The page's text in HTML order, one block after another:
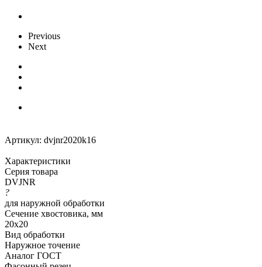
Previous
Next
Артикул: dvjnr2020k16
Характеристики
Серия товара
DVJNR
?
для наружной обработки
Сечение хвостовика, мм
20х20
Вид обработки
Наружное точение
Аналог ГОСТ